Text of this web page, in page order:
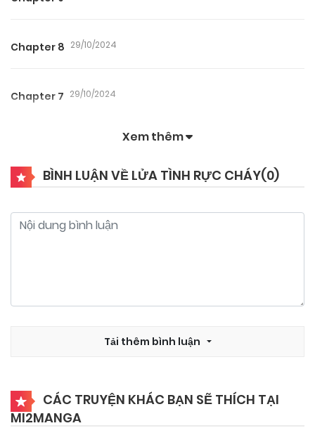
Chapter 8 29/10/2024
Chapter 7 29/10/2024
29/10/2024
Chapter 1
Xem thêm
BÌNH LUẬN VỀ LỬA TÌNH RỰC CHÁY(0)
Tải thêm bình luận
CÁC TRUYỆN KHÁC BẠN SẼ THÍCH TẠI
MI2MANGA